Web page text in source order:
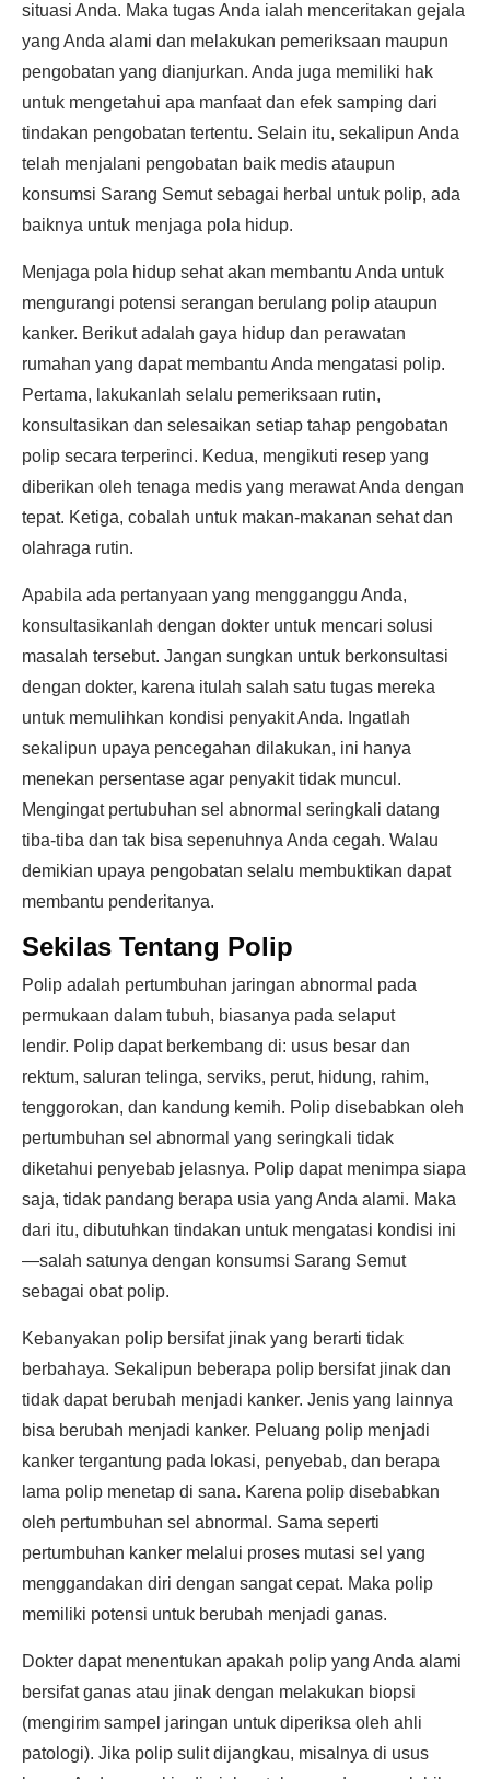
situasi Anda. Maka tugas Anda ialah menceritakan gejala
yang Anda alami dan melakukan pemeriksaan maupun
pengobatan yang dianjurkan. Anda juga memiliki hak
untuk mengetahui apa manfaat dan efek samping dari
tindakan pengobatan tertentu. Selain itu, sekalipun Anda
telah menjalani pengobatan baik medis ataupun
konsumsi Sarang Semut sebagai herbal untuk polip, ada
baiknya untuk menjaga pola hidup.
Menjaga pola hidup sehat akan membantu Anda untuk
mengurangi potensi serangan berulang polip ataupun
kanker. Berikut adalah gaya hidup dan perawatan
rumahan yang dapat membantu Anda mengatasi polip.
Pertama, lakukanlah selalu pemeriksaan rutin,
konsultasikan dan selesaikan setiap tahap pengobatan
polip secara terperinci. Kedua, mengikuti resep yang
diberikan oleh tenaga medis yang merawat Anda dengan
tepat. Ketiga, cobalah untuk makan-makanan sehat dan
olahraga rutin.
Apabila ada pertanyaan yang mengganggu Anda,
konsultasikanlah dengan dokter untuk mencari solusi
masalah tersebut. Jangan sungkan untuk berkonsultasi
dengan dokter, karena itulah salah satu tugas mereka
untuk memulihkan kondisi penyakit Anda. Ingatlah
sekalipun upaya pencegahan dilakukan, ini hanya
menekan persentase agar penyakit tidak muncul.
Mengingat pertubuhan sel abnormal seringkali datang
tiba-tiba dan tak bisa sepenuhnya Anda cegah. Walau
demikian upaya pengobatan selalu membuktikan dapat
membantu penderitanya.
Sekilas Tentang Polip
Polip adalah pertumbuhan jaringan abnormal pada
permukaan dalam tubuh, biasanya pada selaput
lendir. Polip dapat berkembang di: usus besar dan
rektum, saluran telinga, serviks, perut, hidung, rahim,
tenggorokan, dan kandung kemih. Polip disebabkan oleh
pertumbuhan sel abnormal yang seringkali tidak
diketahui penyebab jelasnya. Polip dapat menimpa siapa
saja, tidak pandang berapa usia yang Anda alami. Maka
dari itu, dibutuhkan tindakan untuk mengatasi kondisi ini
—salah satunya dengan konsumsi Sarang Semut
sebagai obat polip.
Kebanyakan polip bersifat jinak yang berarti tidak
berbahaya. Sekalipun beberapa polip bersifat jinak dan
tidak dapat berubah menjadi kanker. Jenis yang lainnya
bisa berubah menjadi kanker. Peluang polip menjadi
kanker tergantung pada lokasi, penyebab, dan berapa
lama polip menetap di sana. Karena polip disebabkan
oleh pertumbuhan sel abnormal. Sama seperti
pertumbuhan kanker melalui proses mutasi sel yang
menggandakan diri dengan sangat cepat. Maka polip
memiliki potensi untuk berubah menjadi ganas.
Dokter dapat menentukan apakah polip yang Anda alami
bersifat ganas atau jinak dengan melakukan biopsi
(mengirim sampel jaringan untuk diperiksa oleh ahli
patologi). Jika polip sulit dijangkau, misalnya di usus